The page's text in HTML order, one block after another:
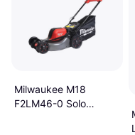
Milwaukee M18
F2LM46-0 Solo